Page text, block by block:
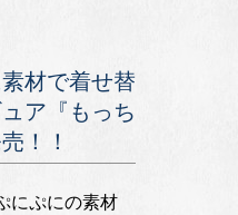
材で着せ替
ア『もっち
！！
にぷにの素材